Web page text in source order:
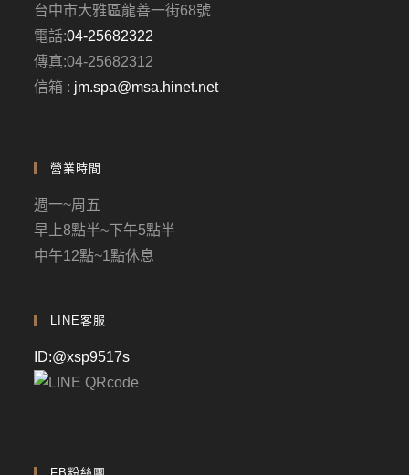
台中市大雅區龍善一街68號
電話:04-25682322
傳真:04-25682312
信箱 : jm.spa@msa.hinet.net
營業時間
週一~周五
早上8點半~下午5點半
中午12點~1點休息
LINE客服
ID:@xsp9517s